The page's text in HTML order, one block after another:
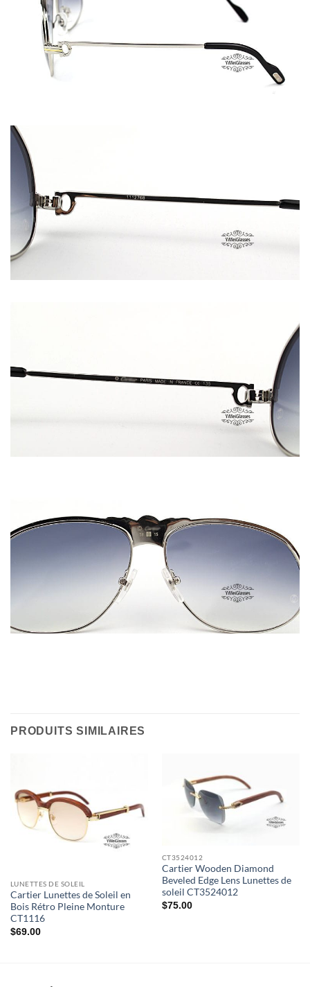
PRODUITS SIMILAIRES
LUNETTES DE SOLEIL
Cartier Lunettes de Soleil en
Bois Rétro Pleine Monture
CT1116
$69.00
CT3524012
Cartier Wooden Diamond
Beveled Edge Lens Lunettes de
soleil CT3524012
$75.00